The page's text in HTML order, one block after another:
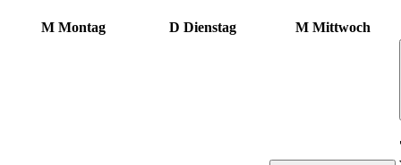
M Montag D Dienstag M Mittwoch